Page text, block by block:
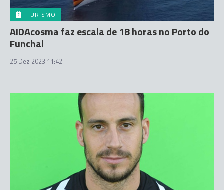
TURISMO
AIDAcosma faz escala de 18 horas no Porto do
Funchal
25 Dez 2023 11:42